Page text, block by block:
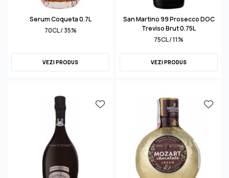
Serum Coqueta 0.7L
70CL / 35%
VEZI PRODUS
San Martino 99 Prosecco DOC
Treviso Brut 0.75L
75CL / 11%
VEZI PRODUS